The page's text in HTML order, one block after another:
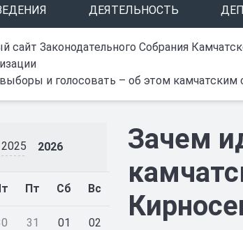
ДЕЯТЕЛЬНОСТЬ
сайт Законодательного Собрания
и голосовать – об этом камчатским
2025 2026
Пт Сб Вс
31 01 02
Зачем